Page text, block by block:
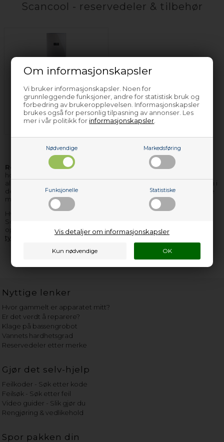
Om informasjonskapsler
Vi bruker informasjonskapsler. Noen for
grunnleggende funksjoner, andre for statistisk bruk og
forbedring av brukeropplevelsen. Informasjonskapsler
brukes også for personlig tilpasning av annonser. Les
mer i vår politikk for informasjonskapsler
Nødvendige Markedsføring
Funksjonelle Statistiske
Vis detaljer om informasjonskapsler
Scancool - reservedeler & tilbehør
Kjøleskap & fryser
Scancool
Reservedeler og tilbehør til Scancool
hvitevarer finner du
hos Nettoparts. Vi har et stort lager av reservedeler til stort sett
alle Scancool apparater, og de delene vi ikke har på lager, kan vi i
de fleste tilfellene skaffe hjem, så raskt, at du ikke behøver vente
mere enn få dager på levering.
Hvis du har bruk for hjelp til å finne korrekte reservedeler til ditt
Scancool apparat, er du velkommen til å
opplyse så mange informasjoner som overhodet mulig fra
typeskiltet
Nyttige lenker
Hvor gammelt er apparatet mitt?
Er det verdt å reparere?
Klage på bassengrobot
Vannets hardhetsgrad
Reservedeler etter merke
Gjør det selv-hjelp
Feilkoder - Søk etter kode
Feilsøk - Søk etter feil
Video guider - Slik gjør du
Rengjøring & vedlikehold
Spor pakken din